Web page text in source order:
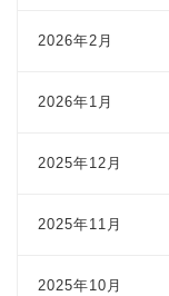
2026年2月
2026年1月
2025年12月
2025年11月
2025年10月